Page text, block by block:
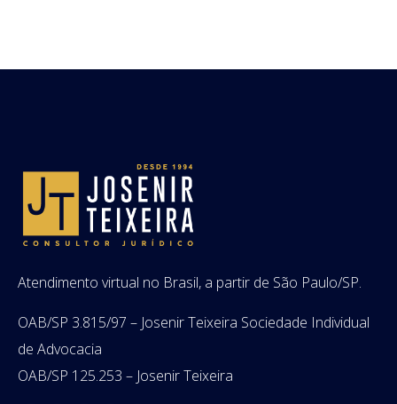
Atendimento virtual no Brasil, a partir de São Paulo/SP.
OAB/SP 3.815/97 – Josenir Teixeira Sociedade Individual
de Advocacia
OAB/SP 125.253 – Josenir Teixeira